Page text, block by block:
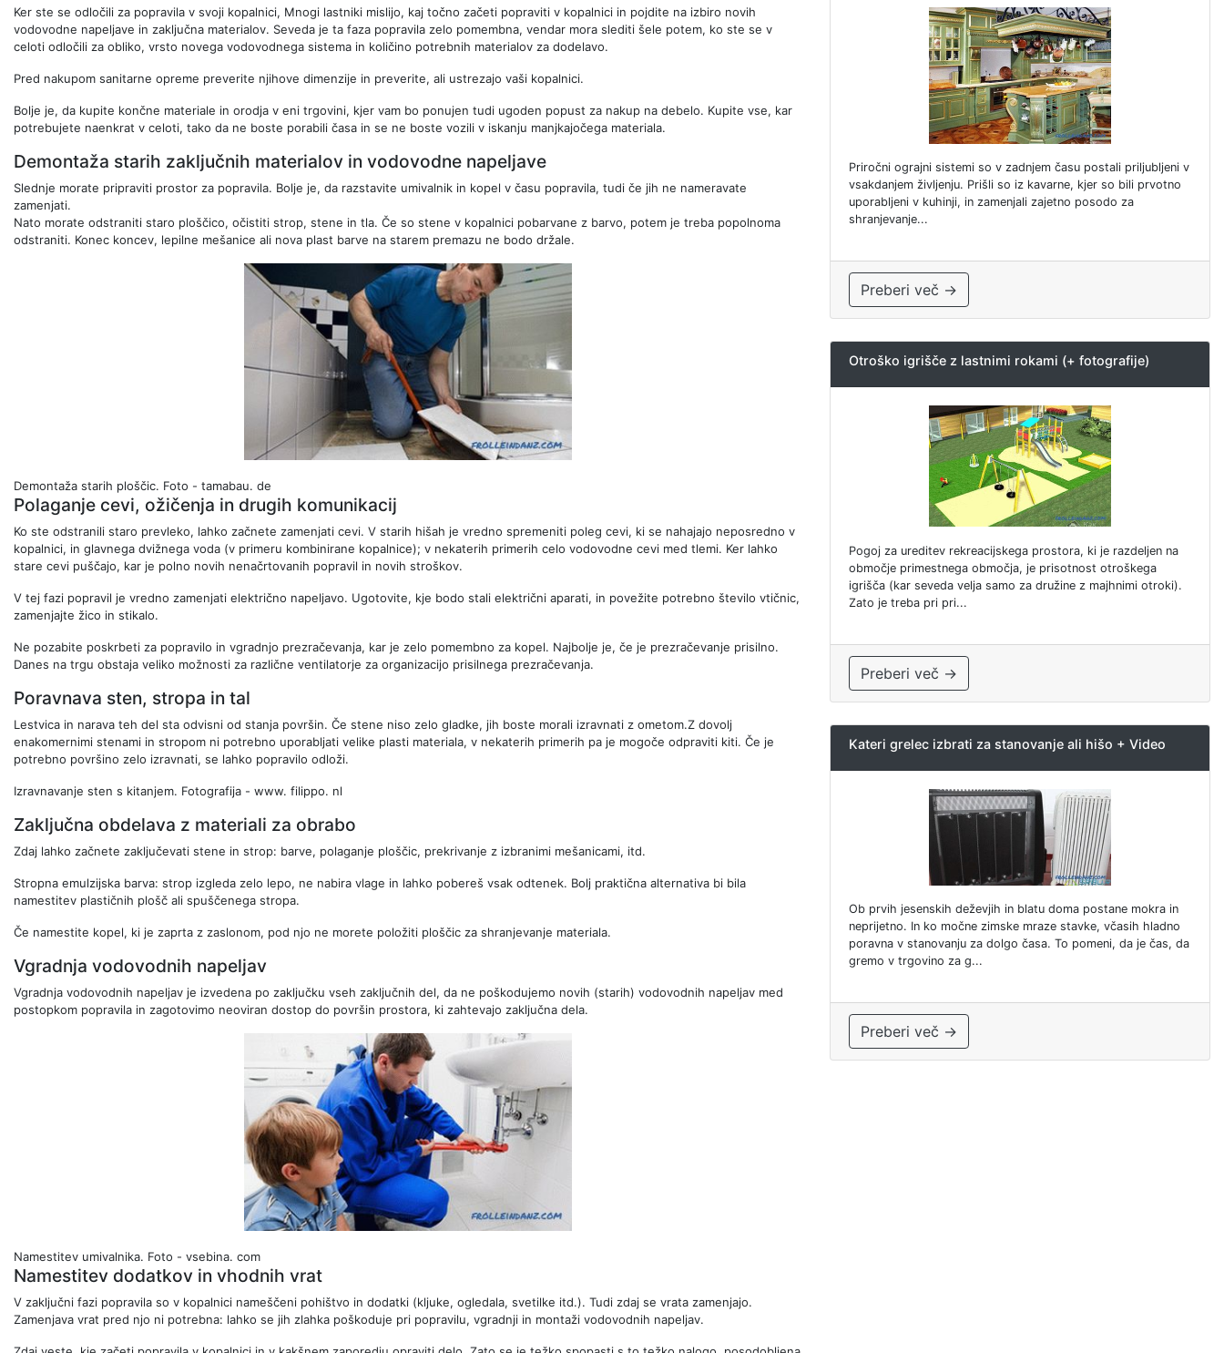
Ker ste se odločili za popravila v svoji kopalnici, Mnogi lastniki mislijo, kaj točno začeti popraviti v kopalnici in pojdite na izbiro novih
vodovodne napeljave in zaključna materialov. Seveda je ta faza popravila zelo pomembna, vendar mora slediti šele potem, ko ste se v
celoti odločili za obliko, vrsto novega vodovodnega sistema in količino potrebnih materialov za dodelavo.
Pred nakupom sanitarne opreme preverite njihove dimenzije in preverite, ali ustrezajo vaši kopalnici.
Bolje je, da kupite končne materiale in orodja v eni trgovini, kjer vam bo ponujen tudi ugoden popust za nakup na debelo. Kupite vse, kar
potrebujete naenkrat v celoti, tako da ne boste porabili časa in se ne boste vozili v iskanju manjkajočega materiala.
Demontaža starih zaključnih materialov in vodovodne napeljave
Slednje morate pripraviti prostor za popravila. Bolje je, da razstavite umivalnik in kopel v času popravila, tudi če jih ne nameravate
zamenjati.
Nato morate odstraniti staro ploščico, očistiti strop, stene in tla. Če so stene v kopalnici pobarvane z barvo, potem je treba popolnoma
odstraniti. Konec koncev, lepilne mešanice ali nova plast barve na starem premazu ne bodo držale.
Demontaža starih ploščic. Foto - tamabau. de
Polaganje cevi, ožičenja in drugih komunikacij
Ko ste odstranili staro prevleko, lahko začnete zamenjati cevi. V starih hišah je vredno spremeniti poleg cevi, ki se nahajajo neposredno v
kopalnici, in glavnega dvižnega voda (v primeru kombinirane kopalnice); v nekaterih primerih celo vodovodne cevi med tlemi. Ker lahko
stare cevi puščajo, kar je polno novih nenačrtovanih popravil in novih stroškov.
V tej fazi popravil je vredno zamenjati električno napeljavo. Ugotovite, kje bodo stali električni aparati, in povežite potrebno število vtičnic,
zamenjajte žico in stikalo.
Ne pozabite poskrbeti za popravilo in vgradnjo prezračevanja, kar je zelo pomembno za kopel. Najbolje je, če je prezračevanje prisilno.
Danes na trgu obstaja veliko možnosti za različne ventilatorje za organizacijo prisilnega prezračevanja.
Poravnava sten, stropa in tal
Lestvica in narava teh del sta odvisni od stanja površin. Če stene niso zelo gladke, jih boste morali izravnati z ometom.Z dovolj
enakomernimi stenami in stropom ni potrebno uporabljati velike plasti materiala, v nekaterih primerih pa je mogoče odpraviti kiti. Če je
potrebno površino zelo izravnati, se lahko popravilo odloži.
Izravnavanje sten s kitanjem. Fotografija - www. filippo. nl
Zaključna obdelava z materiali za obrabo
Zdaj lahko začnete zaključevati stene in strop: barve, polaganje ploščic, prekrivanje z izbranimi mešanicami, itd.
Stropna emulzijska barva: strop izgleda zelo lepo, ne nabira vlage in lahko pobereš vsak odtenek. Bolj praktična alternativa bi bila
namestitev plastičnih plošč ali spuščenega stropa.
Če namestite kopel, ki je zaprta z zaslonom, pod njo ne morete položiti ploščic za shranjevanje materiala.
Vgradnja vodovodnih napeljav
Vgradnja vodovodnih napeljav je izvedena po zaključku vseh zaključnih del, da ne poškodujemo novih (starih) vodovodnih napeljav med
postopkom popravila in zagotovimo neoviran dostop do površin prostora, ki zahtevajo zaključna dela.
Namestitev umivalnika. Foto - vsebina. com
Namestitev dodatkov in vhodnih vrat
V zaključni fazi popravila so v kopalnici nameščeni pohištvo in dodatki (kljuke, ogledala, svetilke itd.). Tudi zdaj se vrata zamenjajo.
Zamenjava vrat pred njo ni potrebna: lahko se jih zlahka poškoduje pri popravilu, vgradnji in montaži vodovodnih napeljav.
Priročni ograjni sistemi so v zadnjem času postali priljubljeni v
vsakdanjem življenju. Prišli so iz kavarne, kjer so bili prvotno
uporabljeni v kuhinji, in zamenjali zajetno posodo za
shranjevanje...
Preberi več →
Otroško igrišče z lastnimi rokami (+ fotografije)
Pogoj za ureditev rekreacijskega prostora, ki je razdeljen na
območje primestnega območja, je prisotnost otroškega
igrišča (kar seveda velja samo za družine z majhnimi otroki).
Zato je treba pri pri...
Preberi več →
Kateri grelec izbrati za stanovanje ali hišo + Video
Ob prvih jesenskih deževjih in blatu doma postane mokra in
neprijetno. In ko močne zimske mraze stavke, včasih hladno
poravna v stanovanju za dolgo časa. To pomeni, da je čas, da
gremo v trgovino za g...
Preberi več →